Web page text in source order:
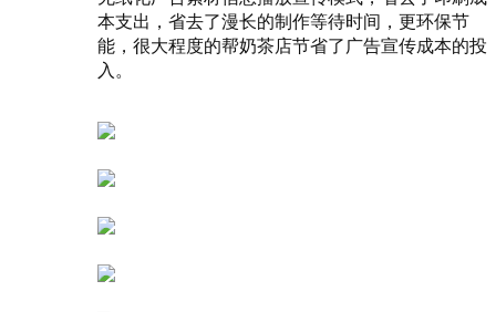
本支出，省去了漫长的制作等待时间，更环保节
能，很大程度的帮奶茶店节省了广告宣传成本的投
入。